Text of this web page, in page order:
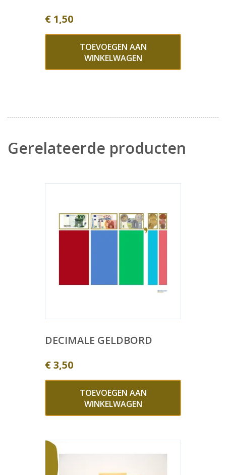
€ 1,50
TOEVOEGEN AAN
WINKELWAGEN
Gerelateerde producten
DECIMALE GELDBORD
€3,50
TOEVOEGEN AAN
WINKELWAGEN